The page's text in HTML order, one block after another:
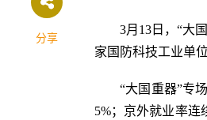
分享
3月13日，“大
家国防科技工业单
“大国重器”专
5%；京外就业率连